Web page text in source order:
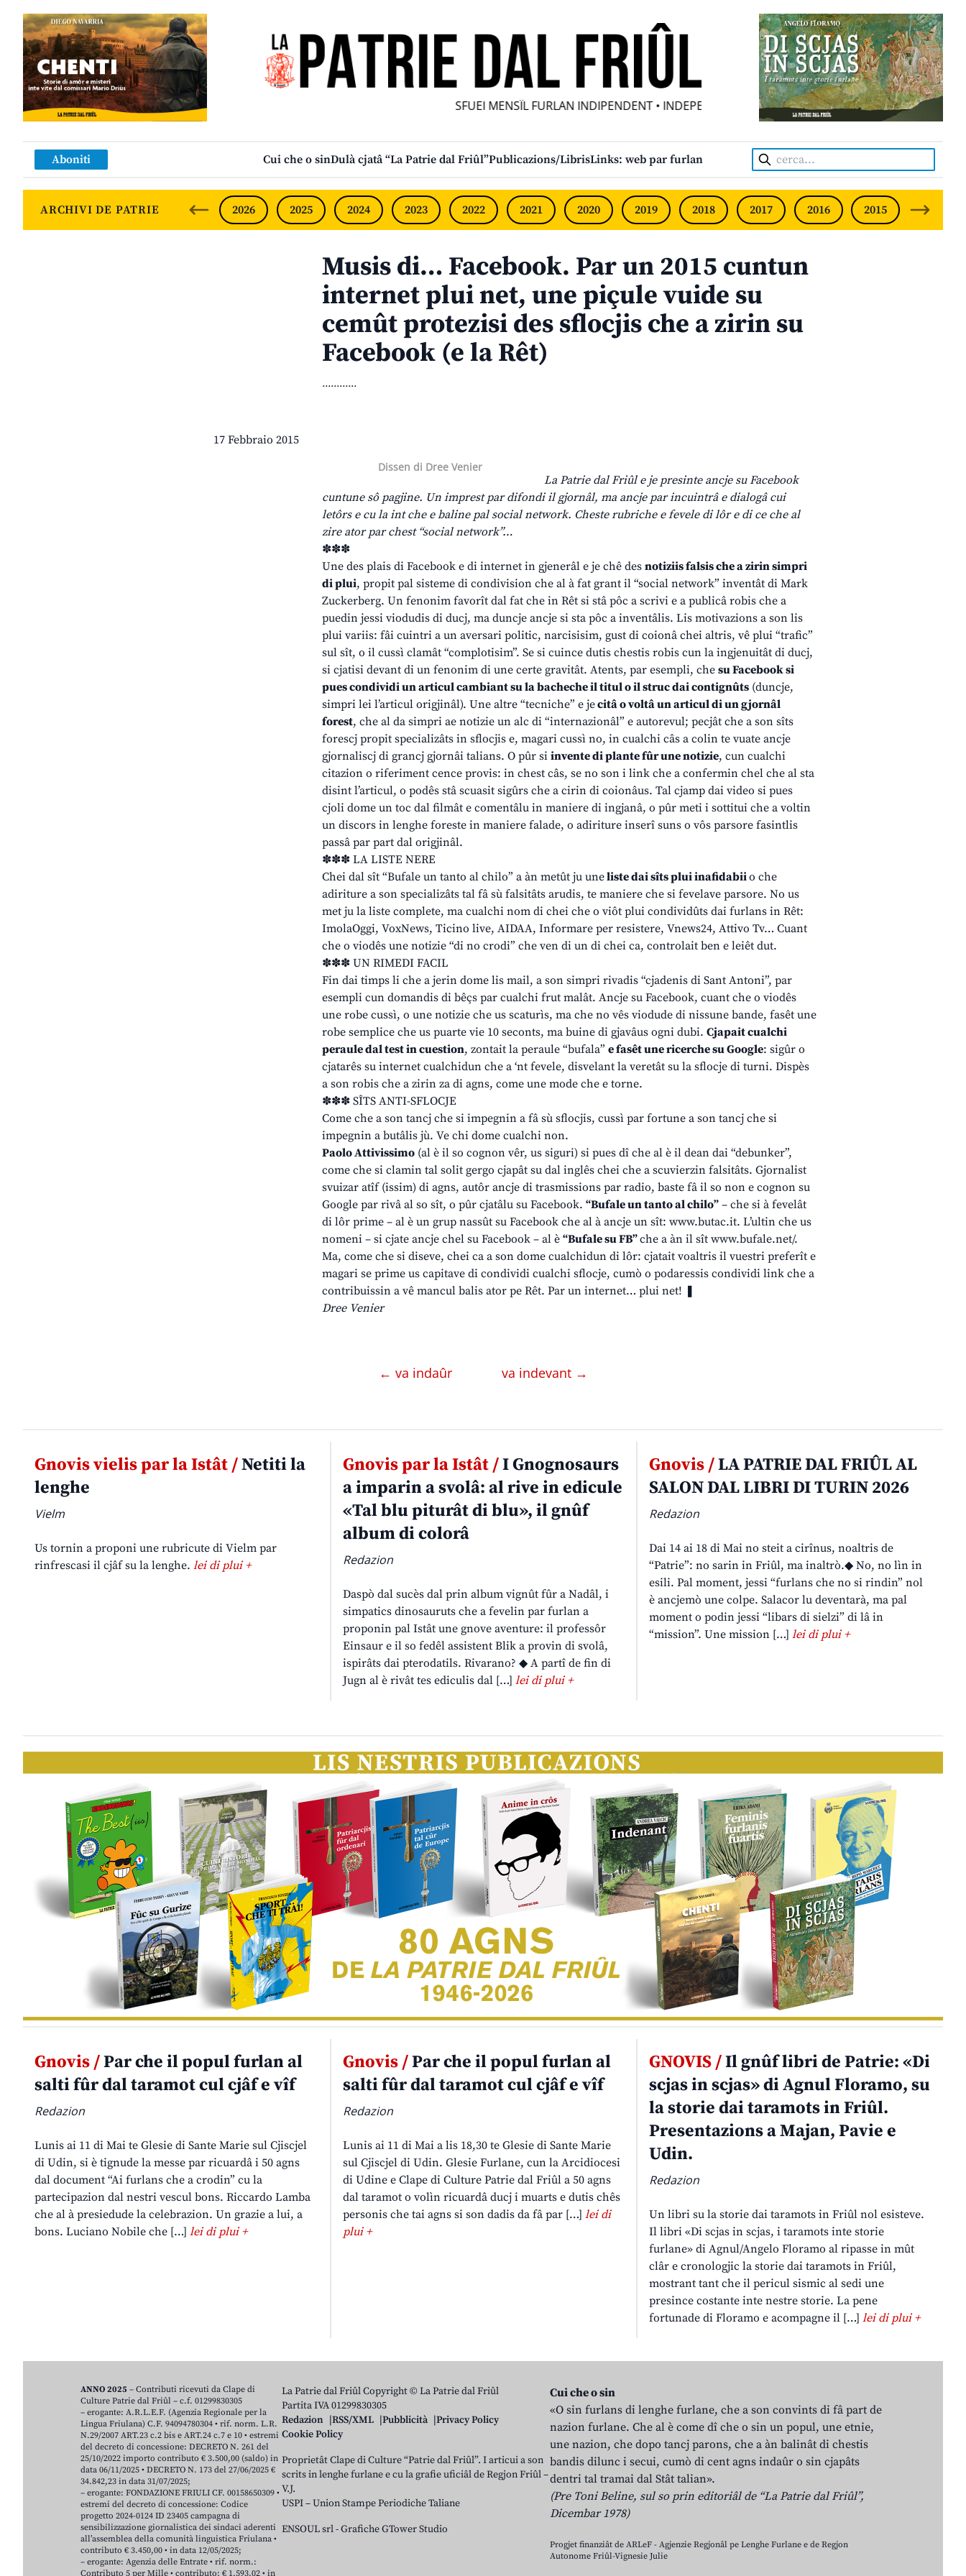
SFUEI MENSÎL FURLAN INDIPENDENT • INDEPENDENT FRIULIAN MONTHLY • NEODVISNI
Aboniti Cui che o sinDulà cjatâ “La Patrie dal Friûl”Publicazions/LibrisLinks: web par furlan Cerca:
ARCHIVI DE PATRIE 2026 2025 2024 2023 2022 2021 2020 2019 2018 2017 2016 2015 2014
Musis di… Facebook. Par un 2015 cuntun
internet plui net, une piçule vuide su
cemût protezisi des sflocjis che a zirin su
Facebook (e la Rêt)
............
17 Febbraio 2015
Dissen di Dree Venier
La Patrie dal Friûl e je presinte ancje su Facebook
cuntune sô pagjine. Un imprest par difondi il gjornâl, ma ancje par incuintrâ e dialogâ cui
letôrs e cu la int che e baline pal social network. Cheste rubriche e fevele di lôr e di ce che al
zire ator par chest “social network”…
✽✽✽
Une des plais di Facebook e di internet in gjenerâl e je chê des notiziis falsis che a zirin simpri
di plui, propit pal sisteme di condivision che al à fat grant il “social network” inventât di Mark
Zuckerberg. Un fenonim favorît dal fat che in Rêt si stâ pôc a scrivi e a publicâ robis che a
puedin jessi viodudis di ducj, ma duncje ancje si sta pôc a inventâlis. Lis motivazions a son lis
plui variis: fâi cuintri a un aversari politic, narcisisim, gust di coionâ chei altris, vê plui “trafic”
sul sît, o il cussì clamât “complotisim”. Se si cuince dutis chestis robis cun la ingjenuitât di ducj,
si cjatisi devant di un fenonim di une certe gravitât. Atents, par esempli, che su Facebook si
pues condividi un articul cambiant su la bacheche il titul o il struc dai contignûts (duncje,
simpri lei l’articul origjinâl). Une altre “tecniche” e jecitâ o voltâ un articul di un gjornâl
forest, che al da simpri ae notizie un alc di “internazionâl” e autorevul; pecjât che a son sîts
forescj propit specializâts in sflocjis e, magari cussì no, in cualchi câs a colin te vuate ancje
gjornaliscj di grancj gjornâi talians. O pûr si invente di plante fûr une notizie, cun cualchi
citazion o riferiment cence provis: in chest câs, se no son i link che a confermin chel che al sta
disint l’articul, o podês stâ scuasit sigûrs che a cirin di coionâus. Tal cjamp dai video si pues
cjoli dome un toc dal filmât e comentâlu in maniere di ingjanâ, o pûr meti i sottitui che a voltin
un discors in lenghe foreste in maniere falade, o adiriture inserî suns o vôs parsore fasintlis
passâ par part dal origjinâl.
✽✽✽ LA LISTE NERE
Chei dal sît “Bufale un tanto al chilo” a àn metût ju uneliste dai sîts plui inafidabiio che
adiriture a son specializâts tal fâ sù falsitâts arudis, te maniere che si fevelave parsore. No us
met ju la liste complete, ma cualchi nom di chei che o viôt plui condividûts dai furlans in Rêt:
ImolaOggi, VoxNews, Ticino live, AIDAA, Informare per resistere, Vnews24, Attivo Tv… Cuant
che o viodês une notizie “di no crodi” che ven di un di chei ca, controlait ben e leiêt dut.
✽✽✽ UN RIMEDI FACIL
Fin dai timps li che a jerin dome lis mail, a son simpri rivadis “cjadenis di Sant Antoni”, par
esempli cun domandis di bêçs par cualchi frut malât. Ancje su Facebook, cuant che o viodês
une robe cussì, o une notizie che us scaturìs, ma che no vês viodude di nissune bande, fasêt une
robe semplice che us puarte vie 10 seconts, ma buine di gjavâus ogni dubi. Cjapait cualchi
peraule dal test in cuestion, zontait la peraule “bufala” e fasêt une ricerche su Google: sigûr o
cjatarês su internet cualchidun che a ‘nt fevele, disvelant la veretât su la sflocje di turni. Dispès
a son robis che a zirin za di agns, come une mode che e torne.
✽✽✽ SÎTS ANTI-SFLOCJE
Come che a son tancj che si impegnin a fâ sù sflocjis, cussì par fortune a son tancj che si
impegnin a butâlis jù. Ve chi dome cualchi non.
Paolo Attivissimo (al è il so cognon vêr, us siguri) si pues dî che al è il dean dai “debunker”,
come che si clamin tal solit gergo cjapât su dal inglês chei che a scuvierzin falsitâts. Gjornalist
svuizar atîf (issim) di agns, autôr ancje di trasmissions par radio, baste fâ il so non e cognon su
Google par rivâ al so sît, o pûr cjatâlu su Facebook. “Bufale un tanto al chilo” – che si à fevelât
di lôr prime – al è un grup nassût su Facebook che al à ancje un sît: www.butac.it. L’ultin che us
nomeni – si cjate ancje chel su Facebook – al è “Bufale su FB”che a àn il sît www.bufale.net/.
Ma, come che si diseve, chei ca a son dome cualchidun di lôr: cjatait voaltris il vuestri preferît e
magari se prime us capitave di condividi cualchi sflocje, cumò o podaressis condividi link che a
contribuissin a vê mancul balis ator pe Rêt. Par un internet… plui net! ❚
Dree Venier
← va indaûr va indevant →
Gnovis vielis par la Istât /Netiti la
lenghe
Vielm
Us tornin a proponi une rubricute di Vielm par
rinfrescasi il cjâf su la lenghe. lei di plui +
Gnovis par la Istât /I Gnognosaurs
a imparin a svolâ: al rive in edicule
«Tal blu piturât di blu», il gnûf
album di colorâ
Redazion
Daspò dal sucès dal prin album vignût fûr a Nadâl, i
simpatics dinosauruts che a fevelin par furlan a
proponin pal Istât une gnove aventure: il professôr
Einsaur e il so fedêl assistent Blik a provin di svolâ,
ispirâts dai pterodatils. Rivarano? ◆ A partî de fin di
Jugn al è rivât tes ediculis dal […] lei di plui +
Gnovis /LA PATRIE DAL FRIÛL AL
SALON DAL LIBRI DI TURIN 2026
Redazion
Dai 14 ai 18 di Mai no steit a cirînus, noaltris de
“Patrie”: no sarin in Friûl, ma inaltrò.◆ No, no lìn in
esili. Pal moment, jessi “furlans che no si rindin” nol
è ancjemò une colpe. Salacor lu deventarà, ma pal
moment o podin jessi “libars di sielzi” di lâ in
“mission”. Une mission […]lei di plui +
Gnovis /Par che il popul furlan al
salti fûr dal taramot cul cjâf e vîf
Redazion
Lunis ai 11 di Mai te Glesie di Sante Marie sul Cjiscjel
di Udin, si è tignude la messe par ricuardâ i 50 agns
dal document “Ai furlans che a crodin” cu la
partecipazion dal nestri vescul bons. Riccardo Lamba
che al à presiedude la celebrazion. Un grazie a lui, a
bons. Luciano Nobile che […] lei di plui +
Gnovis /Par che il popul furlan al
salti fûr dal taramot cul cjâf e vîf
Redazion
Lunis ai 11 di Mai a lis 18,30 te Glesie di Sante Marie
sul Cjiscjel di Udin. Glesie Furlane, cun la Arcidiocesi
di Udine e Clape di Culture Patrie dal Friûl a 50 agns
dal taramot o volìn ricuardâ ducj i muarts e dutis chês
personis che tai agns si son dadis da fâ par […] lei di
plui +
GNOVIS /Il gnûf libri de Patrie: «Di
scjas in scjas» di Agnul Floramo, su
la storie dai taramots in Friûl.
Presentazions a Majan, Pavie e
Udin.
Redazion
Un libri su la storie dai taramots in Friûl nol esisteve.
Il libri «Di scjas in scjas, i taramots inte storie
furlane» di Agnul/Angelo Floramo al ripasse in mût
clâr e cronologjic la storie dai taramots in Friûl,
mostrant tant che il pericul sismic al sedi une
presince costante inte nestre storie. La pene
fortunade di Floramo e acompagne il […]lei di plui +
La Patrie dal Friûl Copyright © La Patrie dal Friûl
Partita IVA 01299830305
Redazion
RSS/XML Pubblicità
Privacy Policy
Cookie Policy
Proprietât Clape di Culture “Patrie dal Friûl”. I articui a son
scrits in lenghe furlane e cu la grafie uficiâl de Regjon Friûl –
V.J.
USPI – Union Stampe Periodiche Taliane
ENSOUL srl-Grafiche GTower Studio
Cui che o sin
«O sin furlans di lenghe furlane, che a son convints di fâ part de
nazion furlane. Che al è come dî che o sin un popul, une etnie,
une nazion, che dopo tancj parons, che a àn balinât di chestis
bandis dilunc i secui, cumò di cent agns indaûr o sin cjapâts
dentri tal tramai dal Stât talian».
(Pre Toni Beline, sul so prin editoriâl de “La Patrie dal Friûl”,
Dicembar 1978)
Progjet finanziât de ARLeF - Agjenzie Regjonâl pe Lenghe Furlane e de Regjon
Autonome Friûl-Vignesie Julie
ANNO 2025 – Contributi ricevuti da Clape di
Culture Patrie dal Friûl – c.f. 01299830305
– erogante: A.R.L.E.F. (Agenzia Regionale per la
Lingua Friulana) C.F. 94094780304 • rif. norm. L.R.
N.29/2007 ART.23 c.2 bis e ART.24 c.7 e 10 • estremi
del decreto di concessione: DECRETO N. 261 del
25/10/2022 importo contributo € 3.500,00 (saldo) in
data 06/11/2025 • DECRETO N. 173 del 27/06/2025 €
34.842,23 in data 31/07/2025;
– erogante: FONDAZIONE FRIULI CF. 00158650309 •
estremi del decreto di concessione: Codice
progetto 2024-0124 ID 23405 campagna di
sensibilizzazione giornalistica dei sindaci aderenti
all’assemblea della comunità linguistica Friulana •
contributo € 3.450,00 • in data 12/05/2025;
– erogante: Agenzia delle Entrate • rif. norm.:
Contributo 5 per Mille • contributo: € 1.593,02 • in